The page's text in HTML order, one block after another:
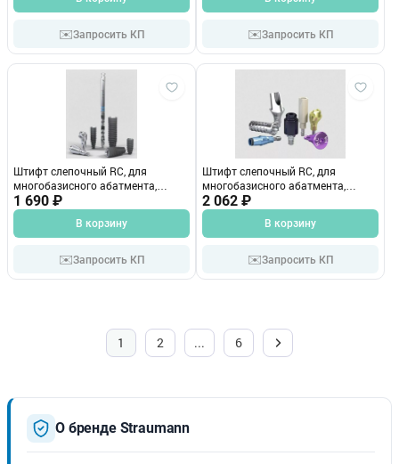
✉️Запросить КП ✉️Запросить КП
Штифт слепочный RC, для
многобазисного абатмента,
прямой, диаметр 6,5 мм
1 690 ₽
В корзину
✉️Запросить КП
Штифт слепочный RC, для
многобазисного абатмента,
прямой, диаметр 4,5 мм 025.4242
2 062 ₽
В корзину
✉️Запросить КП
1 2 ... 6
О бренде Straumann